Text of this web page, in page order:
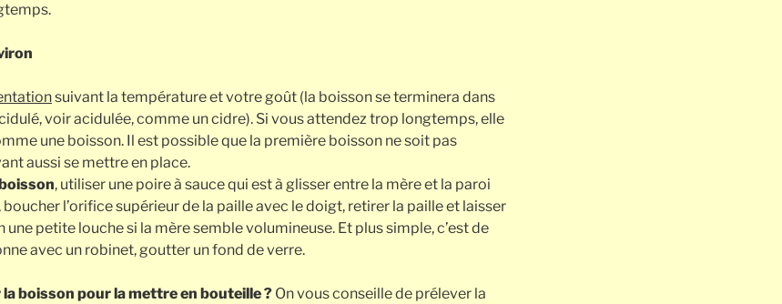
suivant la température et votre goût (la boisson se terminera dans
voir acidulée, comme un cidre). Si vous attendez trop longtemps, elle
une boisson. Il est possible que la première boisson ne soit pas
aussi se mettre en place.
, utiliser une poire à sauce qui est à glisser entre la mère et la paroi
l’orifice supérieur de la paille avec le doigt, retirer la paille et laisser
une petite louche si la mère semble volumineuse. Et plus simple, c’est de
avec un robinet, goutter un fond de verre.
boisson pour la mettre en bouteille ? On vous conseille de prélever la